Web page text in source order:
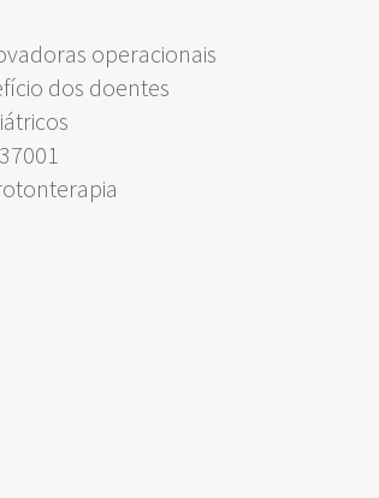
operacionais
dos doentes